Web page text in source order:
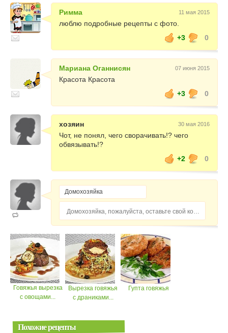
Римма 11 мая 2015
люблю подробные рецепты с фото.
+3
0
Мариана Оганнисян 07 июня 2015
Красота Красота
+3
0
хозяин 30 мая 2016
Чот, не понял, чего сворачивать!? чего
обвязывать!?
+2
0
Говяжья вырезка
с овощами...
Вырезка говяжья
с драниками...
Гупта говяжья
Похожие рецепты